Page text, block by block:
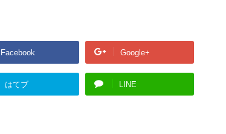
Facebook Google+
はてブ LINE